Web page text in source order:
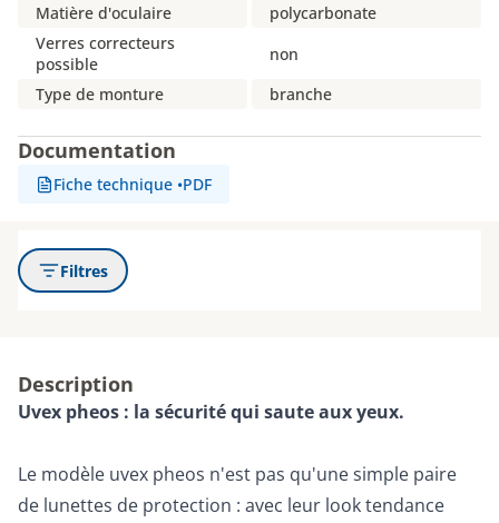
Matière d'oculaire
polycarbonate
Verres correcteurs
possible
non
Type de monture
branche
Documentation
Fiche technique •PDF
Filtres
Description
Uvex pheos : la sécurité qui saute aux yeux.
Le modèle uvex pheos n'est pas qu'une simple paire
de lunettes de protection : avec leur look tendance